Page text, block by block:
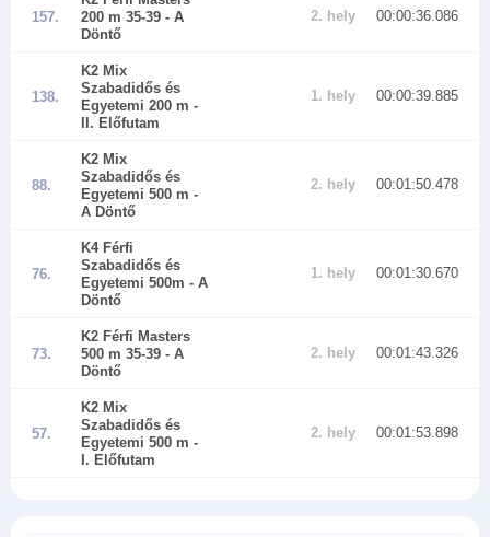
157.
200 m 35-39 - A
Döntő
2. hely 00:00:36.086
138.
K2 Mix
Szabadidős és
Egyetemi 200 m -
II. Előfutam
1. hely 00:00:39.885
88.
K2 Mix
Szabadidős és
Egyetemi 500 m -
A Döntő
2. hely 00:01:50.478
76.
K4 Férfi
Szabadidős és
Egyetemi 500m - A
Döntő
1. hely 00:01:30.670
73.
K2 Férfi Masters
500 m 35-39 - A
Döntő
2. hely 00:01:43.326
57.
K2 Mix
Szabadidős és
Egyetemi 500 m -
I. Előfutam
2. hely 00:01:53.898